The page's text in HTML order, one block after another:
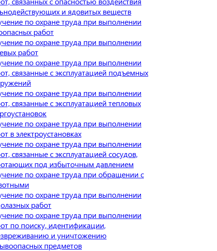
и ядовитых веществ
по охране труда при выполнении
работ
по охране труда при выполнении
работ
по охране труда при выполнении
связанные с эксплуатацией подъемных
по охране труда при выполнении
связанные с эксплуатацией тепловых
по охране труда при выполнении
в электроустановках
по охране труда при выполнении
связанные с эксплуатацией сосудов,
под избыточным давлением
по охране труда при обращении с
по охране труда при выполнении
работ
по охране труда при выполнении
по поиску, идентификации,
и уничтожению
предметов